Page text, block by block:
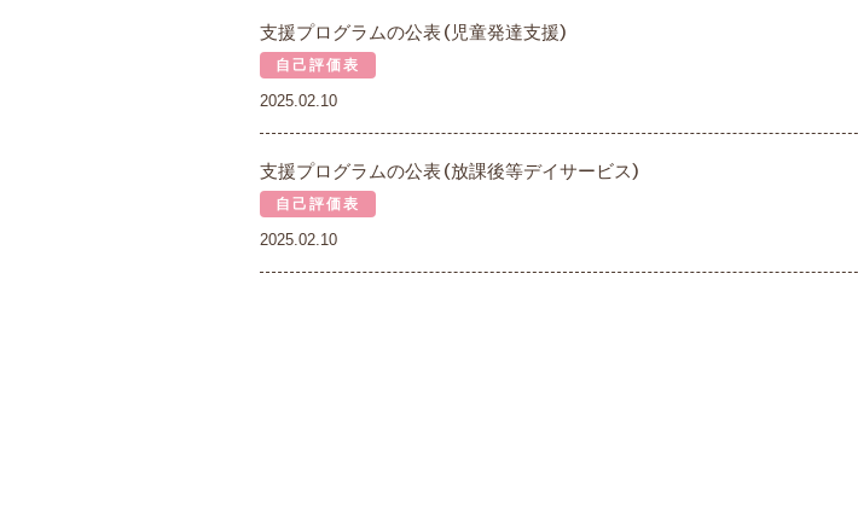
支援プログラムの公表（児童発達支援）
自己評価表
2025.02.10
支援プログラムの公表（放課後等デイサービス）
自己評価表
2025.02.10